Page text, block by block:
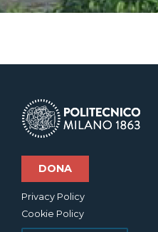
DONA
Privacy Policy
Cookie Policy